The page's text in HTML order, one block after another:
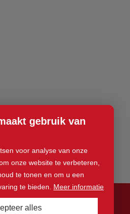
gebruik van
voor analyse van onze
onze website te verbeteren,
te tonen en om u een
te bieden. Meer informatie
alles
rechten voorbehouden